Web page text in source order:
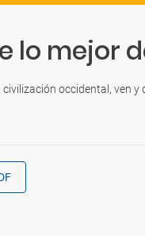
lo mejor
civilización occidental, ven